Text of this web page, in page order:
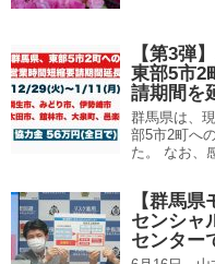
【第3弾
東部5市2
請期間を
群馬県は、
部5市2町へ
た。 なお、
【群馬
センシャ
センター